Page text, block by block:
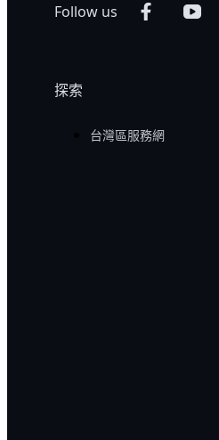
Follow us
探索
台灣區服務網